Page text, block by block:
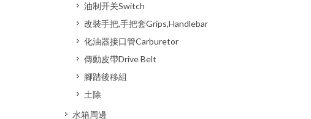
油制开关Switch
改裝手把,手把套Grips,Handlebar
化油器接口管Carburetor
傳動皮帶Drive Belt
腳踏後移組
土除
水箱周邊